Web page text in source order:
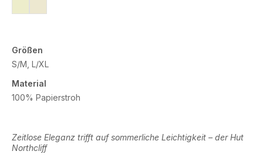
Größen
S/M, L/XL
Material
100% Papierstroh
Zeitlose Eleganz trifft auf sommerliche Leichtigkeit – der Hut
Northcliff